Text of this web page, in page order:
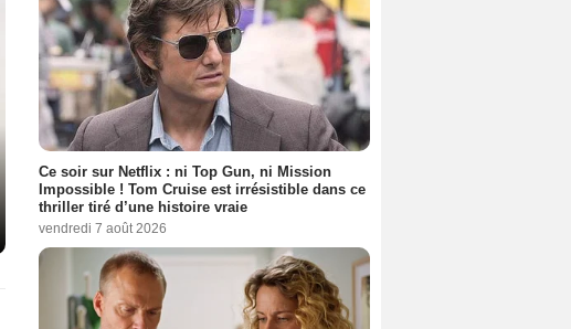
Ce soir sur Netflix : ni Top Gun, ni Mission
Impossible ! Tom Cruise est irrésistible dans ce
thriller tiré d’une histoire vraie
vendredi 7 août 2026